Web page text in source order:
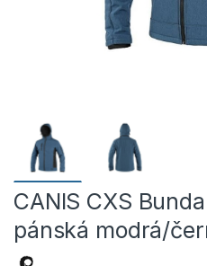
CANIS CXS
pánská modrá/